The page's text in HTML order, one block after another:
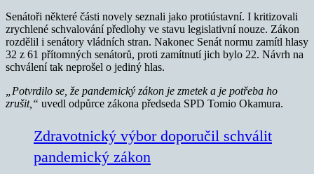
Senátoři některé části novely seznali jako protiústavní. I kritizovali
zrychlené schvalování předlohy ve stavu legislativní nouze. Zákon
rozdělil i senátory vládních stran. Nakonec Senát normu zamítl hlasy
32 z 61 přítomných senátorů, proti zamítnutí jich bylo 22. Návrh na
schválení tak neprošel o jediný hlas.
„Potvrdilo se, že pandemický zákon je zmetek a je potřeba ho
zrušit,“ uvedl odpůrce zákona předseda SPD Tomio Okamura.
Zdravotnický výbor doporučil schválit
pandemický zákon